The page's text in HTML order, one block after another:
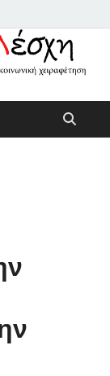
και την